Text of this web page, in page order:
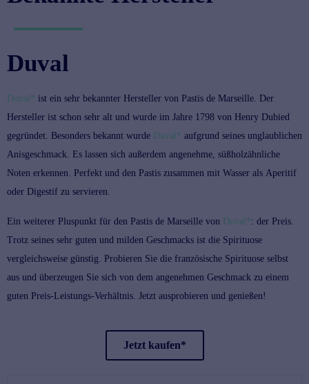
Duval
Duval* ist ein sehr bekannter Hersteller von Pastis de Marseille. Der
Hersteller ist schon sehr alt und wurde im Jahre 1798 von Henry Dubied
gegründet. Besonders bekannt wurde Duval* aufgrund seines unglaublichen
Anisgeschmack. Es lassen sich außerdem angenehme, süßholzähnliche
Noten erkennen. Perfekt und den Pastis zusammen mit Wasser als Aperitif
oder Digestif zu servieren.
Ein weiterer Pluspunkt für den Pastis de Marseille von Duval*: der Preis.
Trotz seines sehr guten und milden Geschmacks ist die Spirituose
vergleichsweise günstig. Probieren Sie die französische Spirituose selbst
aus und überzeugen Sie sich von dem angenehmen Geschmack zu einem
guten Preis-Leistungs-Verhältnis. Jetzt ausprobieren und genießen!
Jetzt kaufen*